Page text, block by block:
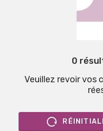
0
Veuillez revoir vos